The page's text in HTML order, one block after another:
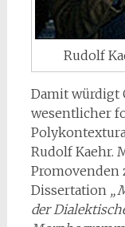
Rudolf
Damit würdigt
wesentlicher
Rudolf Kaehr.
Promovenden
Dissertation
der